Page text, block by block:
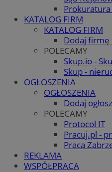
KATALOG FIRM
KATALOG FIRM
Dodaj firmę
POLECAMY
Skup.io -
Skup -
OGŁOSZENIA
OGŁOSZENIA
Dodaj
POLECAMY
Protocol IT
Pracuj.pl -
Praca
REKLAMA
WSPÓŁPRACA